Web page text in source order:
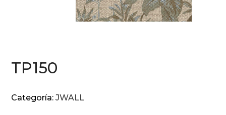
TP150
Categoría:JWALL